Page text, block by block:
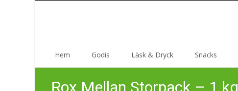
Hem Godis Läsk & Dryck Snacks
Rox Mellan Storpack – 1 kg